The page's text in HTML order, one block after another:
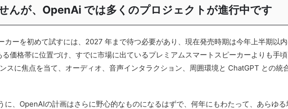
んが、OpenAi では多くのプロジェクトが進行中です
カーを初めて試すには、2027 年まで待つ必要があり、現在発売時期は今年上半期以
価格帯に位置づけ、すでに市場に出ているプレミアムスマートスピーカーよりも手
スに焦点を当て、オーディオ、音声インタラクション、周囲環境と ChatGPT との統
に、OpenAIの計画はさらに野心的なものになるはずで、何年にもわたって、あらゆ